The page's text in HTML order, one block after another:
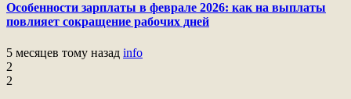
Особенности зарплаты в феврале 2026: как на выплаты
повлияет сокращение рабочих дней
5 месяцев тому назад info
2
2